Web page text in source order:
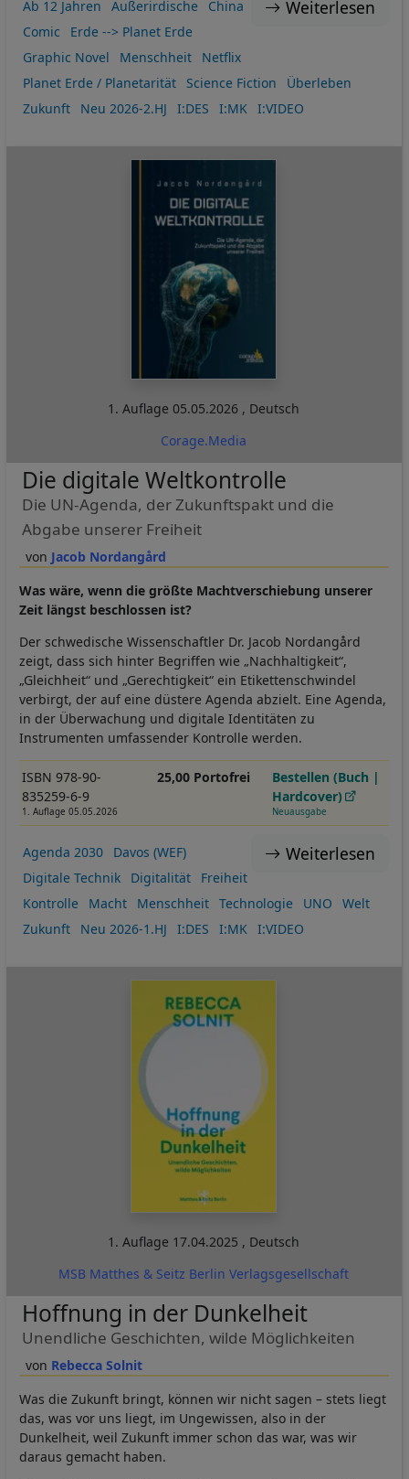
Weiterlesen
Ab 12 Jahren Außerirdische
China
Comic
Erde --> Planet Erde
Graphic Novel
Menschheit
Netflix
Planet Erde / Planetarität
Science Fiction
Überleben
Zukunft
Neu 2026-2.HJ I:DES I:MK I:VIDEO
1. Auflage05.05.2026 , Deutsch
Corage.Media
Jacob Nordangård
Die digitale Weltkontrolle
Die UN-Agenda, der Zukunftspakt und die
Abgabe unserer Freiheit
Was wäre, wenn die größte Machtverschiebung unserer
Zeit längst beschlossen ist?
Der schwedische Wissenschaftler Dr. Jacob Nordangård
zeigt, dass sich hinter Begriffen wie „Nachhaltigkeit“,
„Gleichheit“ und „Gerechtigkeit“ ein Etikettenschwindel
verbirgt, der auf eine düstere Agenda abzielt. Eine Agenda,
in der Überwachung und digitale Identitäten zu
Instrumenten umfassender Kontrolle werden.
ISBN 978-90-
835259-6-9
1. Auflage 05.05.2026
25,00 Portofrei
Bestellen (Buch |
Hardcover)
Neuausgabe
Weiterlesen
Agenda 2030
Davos (WEF)
Digitale Technik
Digitalität
Freiheit
Kontrolle
Macht Menschheit Technologie UNO
Welt
Zukunft
Neu 2026-1.HJ I:DES I:MK I:VIDEO
1. Auflage 17.04.2025 , Deutsch
MSB Matthes & Seitz Berlin Verlagsgesellschaft
Rebecca Solnit
Hoffnung in der Dunkelheit
Unendliche Geschichten, wilde Möglichkeiten
Was die Zukunft bringt, können wir nicht sagen – stets liegt
das, was vor uns liegt, im Ungewissen, also in der
Dunkelheit, weil Zukunft immer schon das war, was wir
daraus gemacht haben.